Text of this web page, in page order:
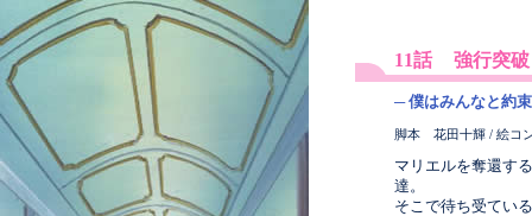
11話 強行突破
─ 僕はみんなと約
脚本 花田十輝 / 絵コ
マリエルを奪還す
達。
そこで待ち受てい